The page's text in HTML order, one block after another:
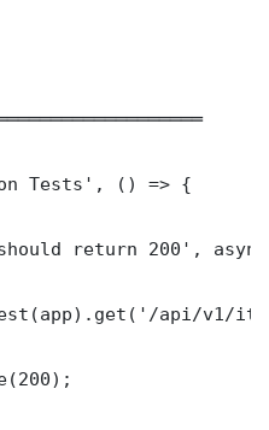
Tests', () => {
return 200',
api/v1/